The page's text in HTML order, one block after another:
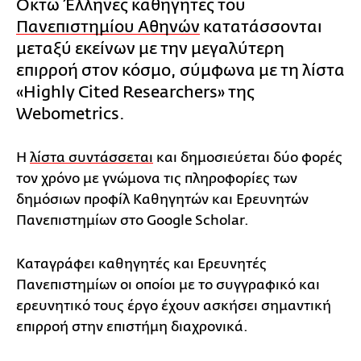
Οκτώ Έλληνες καθηγητές του
Πανεπιστημίου Αθηνών κατατάσσονται
μεταξύ εκείνων με την μεγαλύτερη
επιρροή στον κόσμο, σύμφωνα με τη λίστα
«Highly Cited Researchers» της
Webometrics.
Η λίστα συντάσσεται και δημοσιεύεται δύο φορές
τον χρόνο με γνώμονα τις πληροφορίες των
δημόσιων προφίλ Καθηγητών και Ερευνητών
Πανεπιστημίων στο Google Scholar.
Καταγράφει καθηγητές και Ερευνητές
Πανεπιστημίων οι οποίοι με το συγγραφικό και
ερευνητικό τους έργο έχουν ασκήσει σημαντική
επιρροή στην επιστήμη διαχρονικά.